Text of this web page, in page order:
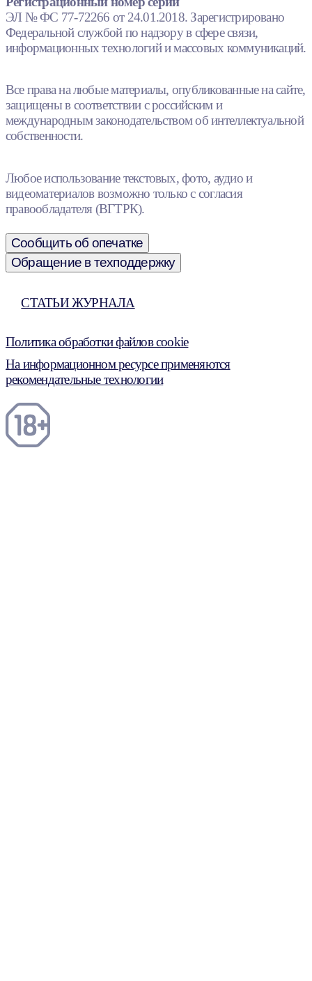
ЭЛ № ФС 77-72266 от 24.01.2018. Зарегистрировано
Федеральной службой по надзору в сфере связи,
информационных технологий и массовых коммуникаций.
Все права на любые материалы, опубликованные на сайте,
защищены в соответствии с российским и
международным законодательством об интеллектуальной
собственности.
Любое использование текстовых, фото, аудио и
видеоматериалов возможно только с согласия
правообладателя (ВГТРК).
Сообщить об опечатке
Обращение в техподдержку
СТАТЬИ ЖУРНАЛА
Политика обработки файлов cookie
На информационном ресурсе применяются
рекомендательные технологии